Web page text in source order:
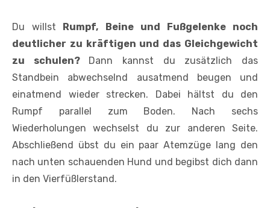
Du willst Rumpf, Beine und Fußgelenke noch
deutlicher zu kräftigen und das Gleichgewicht
zu schulen? Dann kannst du zusätzlich das
Standbein abwechselnd ausatmend beugen und
einatmend wieder strecken. Dabei hältst du den
Rumpf parallel zum Boden. Nach sechs
Wiederholungen wechselst du zur anderen Seite.
Abschließend übst du ein paar Atemzüge lang den
nach unten schauenden Hund und begibst dich dann
in den Vierfüßlerstand.